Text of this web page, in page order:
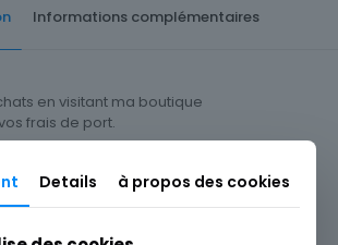
Informations complémentaires
en visitant ma boutique
frais de port.
Details à propos des cookies